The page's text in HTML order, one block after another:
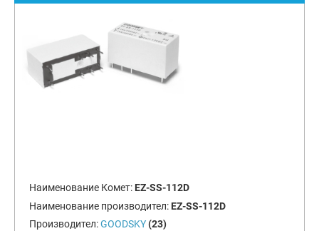
Наименование Комет: EZ-SS-112D
Наименование производител: EZ-SS-112D
Производител:GOODSKY (23)